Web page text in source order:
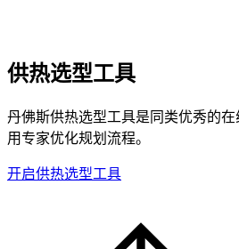
供热选型工具
丹佛斯供热选型工具是同类优秀的
用专家优化规划流程。
开启供热选型工具